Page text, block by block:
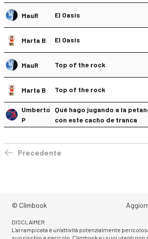
MauR El Oasis
Marta B El Oasis
MauR Top of the rock
Marta B Top of the rock
Umberto
P
Qué hago jugando a la
con este cacho de tranca
Precedente
© Climbook
DISCLAIMER
L'arrampicata è un'attività potenzialmente
suo rischio e pericolo. Climbook e i suoi utenti non